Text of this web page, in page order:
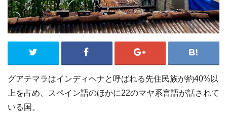
グアテマラはインディヘナと呼ばれる先住民族が約40%以
上を占め、スペイン語のほかに22のマヤ系言語が話されて
いる国。